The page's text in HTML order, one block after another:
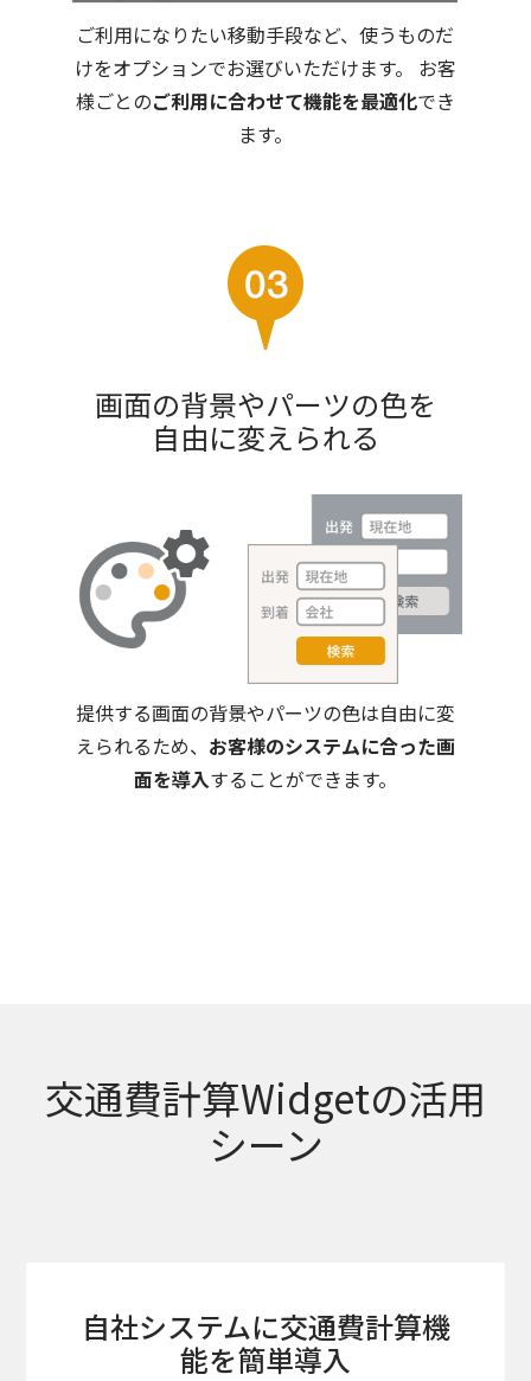
ご利用になりたい移動手段など、使うものだ
けをオプションでお選びいただけます。 お客
様ごとのご利用に合わせて機能を最適化でき
ます。
画面の背景やパーツの色を
自由に変えられる
提供する画面の背景やパーツの色は自由に変
えられるため、 お客様のシステムに合った画
面を導入することができます。
交通費計算Widgetの活用
シーン
自社システムに交通費計算機
能を簡単導入